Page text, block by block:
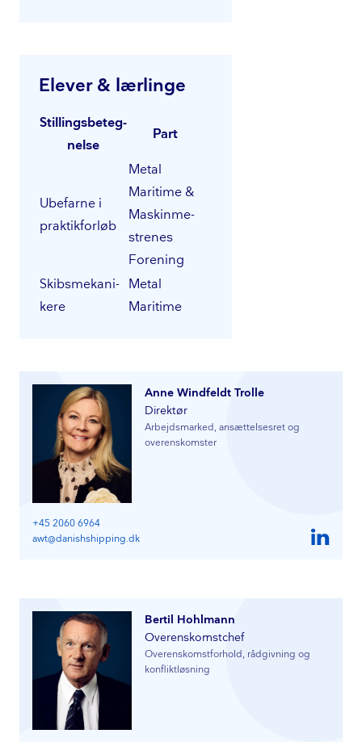
Elever & lærlinge
Stil­lings­be­teg­
nel­se
Part
Ubefarne i
praktikforløb
Metal
Maritime &
Ma­skin­me­
stre­nes
Forening
Skibs­me­ka­ni­
ke­re
Metal
Maritime
Anne Windfeldt Trolle
Direktør
Arbejdsmarked, ansættelsesret og
overenskomster
+45 2060 6964
awt@danishshipping.dk
Bertil Hohlmann
Overenskomst­chef
Overenskomst­for­hold, rådgivning og
kon­flikt­løs­ning